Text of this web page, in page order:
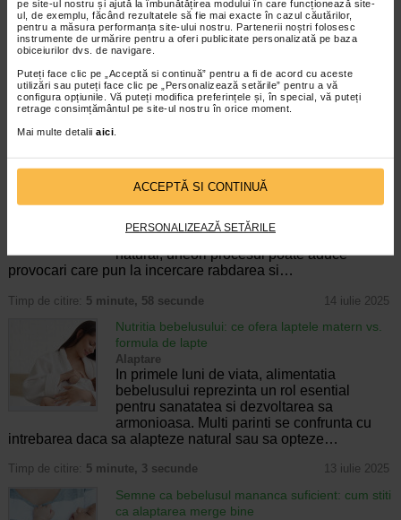
pe site-ul nostru și ajută la îmbunătățirea modului în care funcționează site-
ul, de exemplu, făcând rezultatele să fie mai exacte în cazul căutărilor,
pentru a măsura performanța site-ului nostru. Partenerii noștri folosesc
instrumente de urmărire pentru a oferi publicitate personalizată pe baza
obiceiurilor dvs. de navigare.
Puteți face clic pe „Acceptă si continuă” pentru a fi de acord cu aceste
utilizări sau puteți face clic pe „Personalizează setările” pentru a vă
configura opțiunile. Vă puteți modifica preferințele și, în special, vă puteți
retrage consimțământul pe site-ul nostru în orice moment.
Mai multe detalii aici
ACCEPTĂ SI CONTINUĂ
PERSONALIZEAZĂ SETĂRILE
Alaptare
Sustinerea organismului in perioada
alaptarii este esentiala pentru sanatatea
mamei si pentru dezvoltarea armonioasa a
bebelusului. Aportul optim de vitamine in
alaptare contribuie la mentinerea energiei,
…
Timp de citire:4 minute, 37 secunde
Alaptare
Alaptarea reprezinta un moment special
atat pentru mama, cat si pentru copil,
natural, uneori procesul poate aduce
provocari care pun la incercare rabdarea si…
Timp de citire: 5 minute, 58 secunde 14 iulie 2025
Nutritia bebelusului: ce ofera laptele matern vs.
formula de lapte
Alaptare
In primele luni de viata, alimentatia
bebelusului reprezinta un rol esential
pentru sanatatea si dezvoltarea sa
armonioasa. Multi parinti se confrunta cu
intrebarea daca sa alapteze natural sau sa opteze…
Timp de citire: 5 minute, 3 secunde 13 iulie 2025
Semne ca bebelusul mananca suficient: cum stiti
ca alaptarea merge bine